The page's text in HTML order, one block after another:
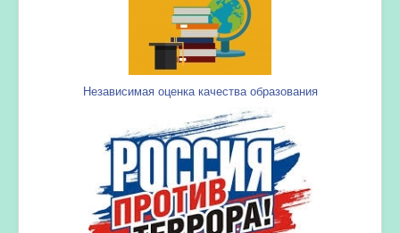
Независимая оценка качества образования